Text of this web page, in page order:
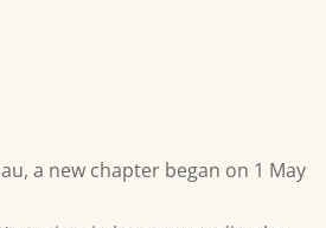
a new chapter began on 1 May